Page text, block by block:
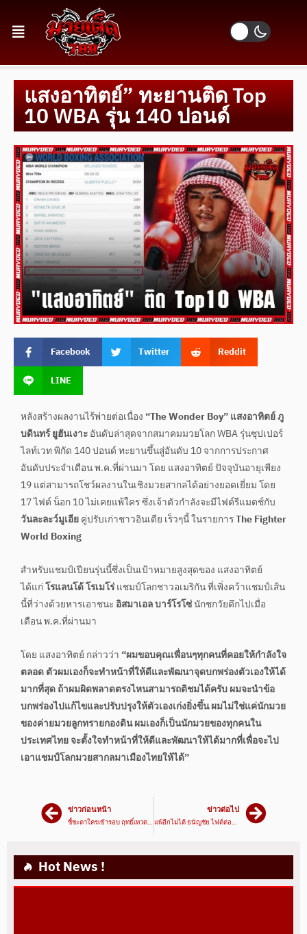
แสงอาทิตย์” ทะยานติด Top
10 WBA รุ่น 140 ปอนด์
Facebook Twitter
Reddit
LINE
หลังสร้างผลงานไร้พ่ายต่อเนื่อง “The Wonder Boy” แสงอาทิตย์ ภู
บดินทร์ ยูฮันเงาะอันดับล่าสุดจากสมาคมมวยโลก WBA รุ่นซุปเปอร์
ไลท์เวท พิกัด 140 ปอนด์ ทะยานขึ้นสู่อันดับ 10 จากการประกาศ
อันดับประจำเดือน พ.ค.ที่ผ่านมา โดย แสงอาทิตย์ ปัจจุบันอายุเพียง
19 แต่สามารถโชว์ผลงานในเชิงมวยสากลได้อย่างยอดเยี่ยม โดย
17 ไฟต์ น็อก 10 ไม่เคยแพ้ใคร ซึ่งเจ้าตัวกำลังจะมีไฟต์รีแมตช์กับ
วันละละว์มูเอียคู่ปรับเก่าชาวอินเดีย เร็วๆนี้ ในรายการThe Fighter
World Boxing
สำหรับแชมป์เปียนรุ่นนี้ซึ่งเป็นเป้าหมายสูงสุดของ แสงอาทิตย์
ได้แก่โรแลนโด้ โรเมโร่แชมป์โลกชาวอเมริกัน ที่เพิ่งคว้าแชมป์เส้น
นี้ที่ว่างด้วยหารเอาชนะอิสมาเอล บาร์โรโซ่นักชกวัยดึกไปเมื่อ
เดือน พ.ค.ที่ผ่านมา
โดย แสงอาทิตย์ กล่าวว่า “ผมขอบคุณเพื่อนๆทุกคนที่คอยให้กำลังใจ
ตลอด ตัวผมเองก็จะทำหน้าที่ให้ดีและพัฒนาจุดบกพร่องตัวเองให้ได้
มากที่สุด ถ้าผมผิดพลาดตรงไหนสามารถติชมได้ครับ ผมจะนำข้อ
บกพร่องไปแก้ไขและปรับปรุงให้ตัวเองเก่งยิ่งขึ้น ผมไม่ใช่แค่นักมวย
ของค่ายมวยลูกทรายกองดิน ผมเองก็เป็นนักมวยของทุกคนใน
ประเทศไทย จะตั้งใจทำหน้าที่ให้ดีและพัฒนาให้ได้มากที่เพื่อจะไป
เอาแชมป์โลกมวยสากลมาเมืองไทยให้ได้”
ข่าวก่อนหน้า
ชี้ชะตาใครเข้ารอบ ฤทธิ์เทวดา VS ยอดขุนพล RWS วันที่ 10 มิ.ย.นี้
ข่าวต่อไป
แพ้อีกไม่ได้ ธนัญชัย ไฟต์ต่อไปเตรียมกู้ชื่อ
Hot News !